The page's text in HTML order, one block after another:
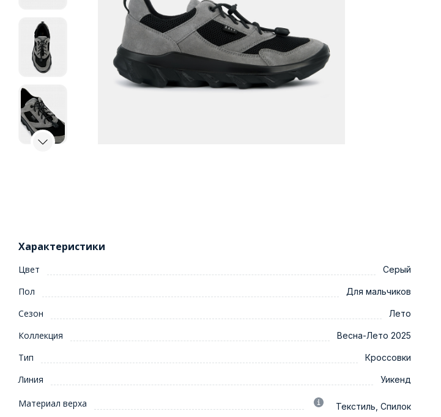
Характеристики
Цвет Серый
Пол Для мальчиков
Сезон Лето
Коллекция Весна-Лето 2025
Тип Кроссовки
Линия Уикенд
Материал верха Текстиль, Спилок